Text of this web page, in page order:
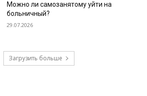
Можно ли самозанятому уйти на
больничный?
29.07.2026
Загрузить больше